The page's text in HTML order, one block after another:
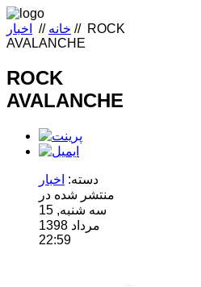
خانه // اخبار // ROCK
AVALANCHE
ROCK
AVALANCHE
دسته: اخبار
منتشر شده در
سه شنبه, 15
مرداد 1398
22:59